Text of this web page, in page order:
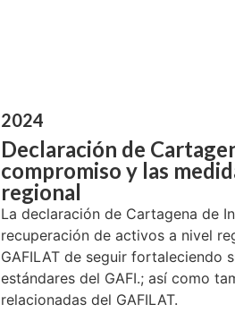
2024
Declaración de
compromiso y las
regional
La declaración de Cartagena de
recuperación de activos a nivel
GAFILAT de seguir fortaleciendo
estándares del GAFI.; así como
relacionadas del GAFILAT.